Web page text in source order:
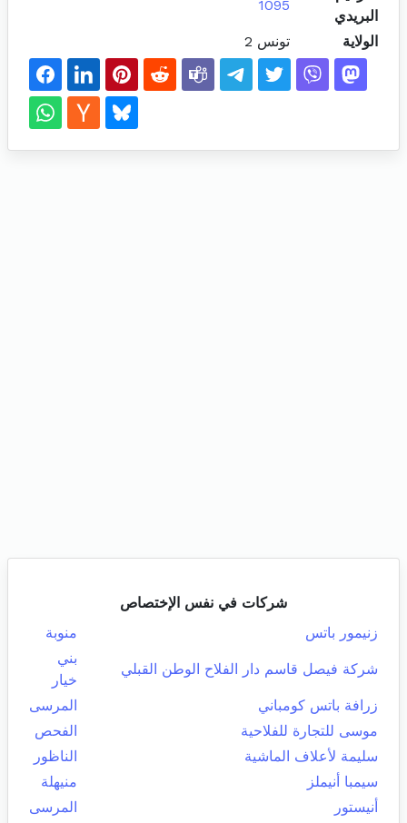
البريدي
1095
الولاية تونس 2
شركات في نفس الإختصاص
زنيمور باتس
منوبة
شركة فيصل قاسم دار الفلاح الوطن القبلي
بني
خيار
زرافة باتس كومباني
المرسى
موسى للتجارة للفلاحية
الفحص
سليمة لأعلاف الماشية
الناظور
سيمبا أنيملز
منيهلة
أنيستور
المرسى